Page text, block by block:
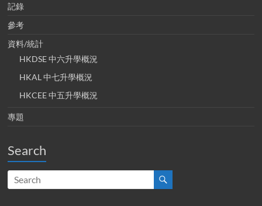
記錄
參考
資料/統計
HKDSE 中六升學概況
HKAL 中七升學概況
HKCEE 中五升學概況
專題
Search